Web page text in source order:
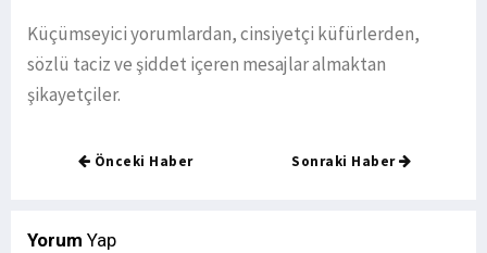
Küçümseyici yorumlardan, cinsiyetçi küfürlerden,
sözlü taciz ve şiddet içeren mesajlar almaktan
şikayetçiler.
Önceki Haber Sonraki Haber
Yorum Yap